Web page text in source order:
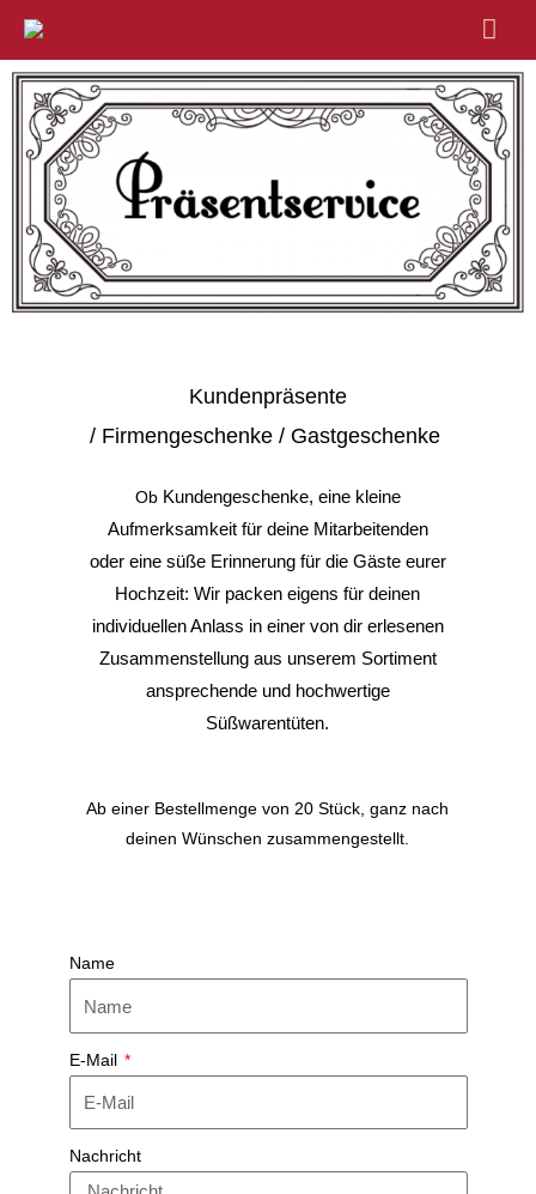
Kundenpräsente
/ Firmengeschenke / Gastgeschenke
Ob Kundengeschenke, eine kleine
Aufmerksamkeit für deine Mitarbeitenden
oder eine süße Erinnerung für die Gäste eurer
Hochzeit: Wir packen eigens für deinen
individuellen Anlass in einer von dir erlesenen
Zusammenstellung aus unserem Sortiment
ansprechende und hochwertige
Süßwarentüten.
Ab einer Bestellmenge von 20 Stück, ganz nach
deinen Wünschen zusammengestellt.
Name
E-Mail
Nachricht